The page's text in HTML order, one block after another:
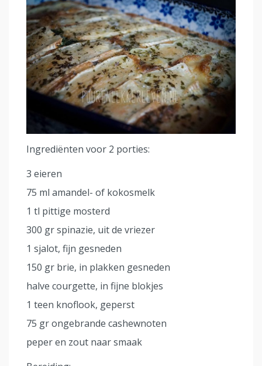
Ingrediënten voor 2 porties:
3 eieren
75 ml amandel- of kokosmelk
1 tl pittige mosterd
300 gr spinazie, uit de vriezer
1 sjalot, fijn gesneden
150 gr brie, in plakken gesneden
halve courgette, in fijne blokjes
1 teen knoflook, geperst
75 gr ongebrande cashewnoten
peper en zout naar smaak